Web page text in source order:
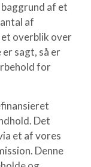
af et
af
et overblik over
sagt, så er
for
Det
et af vores
Denne